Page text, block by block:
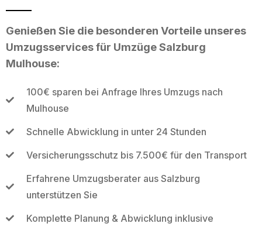
Genießen Sie die besonderen Vorteile unseres
Umzugsservices für Umzüge Salzburg
Mulhouse:
100€ sparen bei Anfrage Ihres Umzugs nach
Mulhouse
Schnelle Abwicklung in unter 24 Stunden
Versicherungsschutz bis 7.500€ für den Transport
Erfahrene Umzugsberater aus Salzburg
unterstützen Sie
Komplette Planung & Abwicklung inklusive